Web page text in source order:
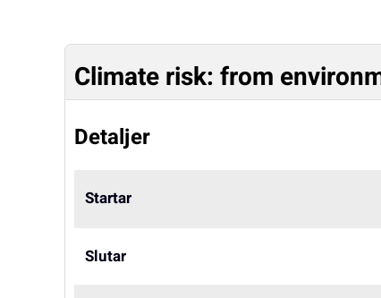
Climate risk: from
Detaljer
Startar
Slutar